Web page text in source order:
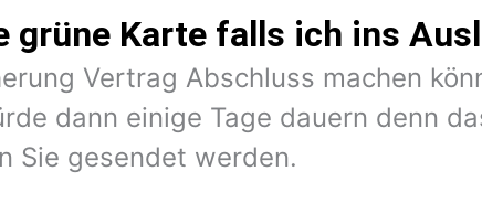
grüne Karte falls ich ins
Vertrag Abschluss machen
dann einige Tage dauern denn
Sie gesendet werden.